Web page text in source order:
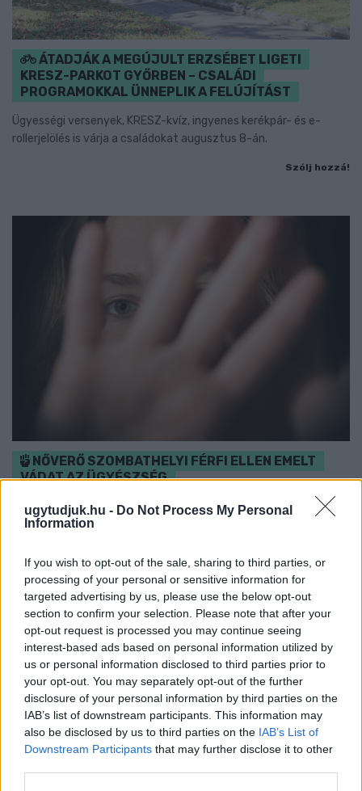
ugytudjuk.hu - Do Not Process My Personal
Information
If you wish to opt-out of the sale, sharing to third parties, or
processing of your personal or sensitive information for
targeted advertising by us, please use the below opt-out
section to confirm your selection. Please note that after your
opt-out request is processed you may continue seeing
interest-based ads based on personal information utilized by
us or personal information disclosed to third parties prior to
your opt-out. You may separately opt-out of the further
disclosure of your personal information by third parties on the
IAB’s list of downstream participants. This information may
also be disclosed by us to third parties on the IAB’s List of
Downstream Participants that may further disclose it to other
ÁTADJÁK A MEGÚJULT ERZSÉBET LIGETI
KRESZ-PARKOT GYŐRBEN – CSALÁDI
PROGRAMOKKAL ÜNNEPLIK A FELÚJÍTÁST
Ügyességi versenyek, KRESZ-kvíz, ingyenes kerékpár- és e-
rollerjelölés is várja a családokat augusztus 8-án.
Szólj hozzá!
NŐVERŐ SZOMBATHELYI FÉRFI ELLEN EMELT
VÁDAT AZ ÜGYÉSZSÉG
A férfi a nyílt utcán kezdte verni áldozatát.